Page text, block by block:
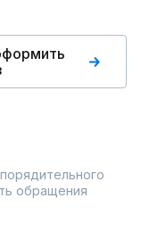
обращения